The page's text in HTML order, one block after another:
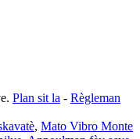
Plan sit la - Règleman
, Mato Vibro Monte